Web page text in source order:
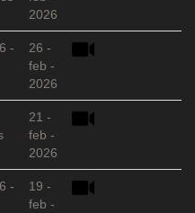
2026
-
26 -
feb -
2026
21 -
feb -
2026
-
19 -
feb -